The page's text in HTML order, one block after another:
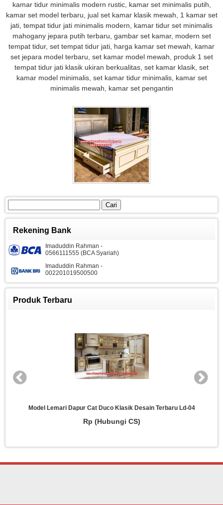
kamar tidur minimalis modern rustic, kamar set minimalis putih,
kamar set model terbaru, jual set kamar klasik mewah, 1 kamar set
jati, tempat tidur jati minimalis modern, kamar tidur set minimalis
mahogany jepara putih terbaru, gambar set kamar, modern set
tempat tidur, set tempat tidur jati, harga kamar set mewah, kamar
set jepara model terbaru, set kamar model mewah, produk 1 set
tempat tidur jati klasik ukiran berkualitas, set kamar klasik, set
kamar model minimalis, set kamar tidur minimalis, kamar set
minimalis mewah, kamar set pengantin
untuk:
Rekening Bank
Imaduddin Rahman -
0566111555 (BCA Syariah)
Imaduddin Rahman -
002201019500500
Produk Terbaru
Model Lemari Dapur Cat Duco Klasik Desain Terbaru Ld-04
Rp (Hubungi CS)